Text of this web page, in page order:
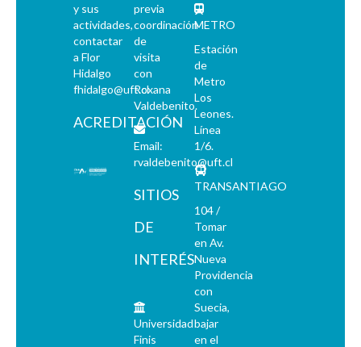
y sus
actividades,
contactar
a Flor
Hidalgo
fhidalgo@uft.cl
ACREDITACIÓN
previa
coordinación
de
visita
con
Roxana
Valdebenito.
Email:
rvaldebenito@uft.cl
SITIOS
DE
INTERÉS
Universidad
Finis
METRO
Estación
de
Metro
Los
Leones.
Línea
1/6.
TRANSANTIAGO
104 /
Tomar
en Av.
Nueva
Providencia
con
Suecia,
bajar
en el